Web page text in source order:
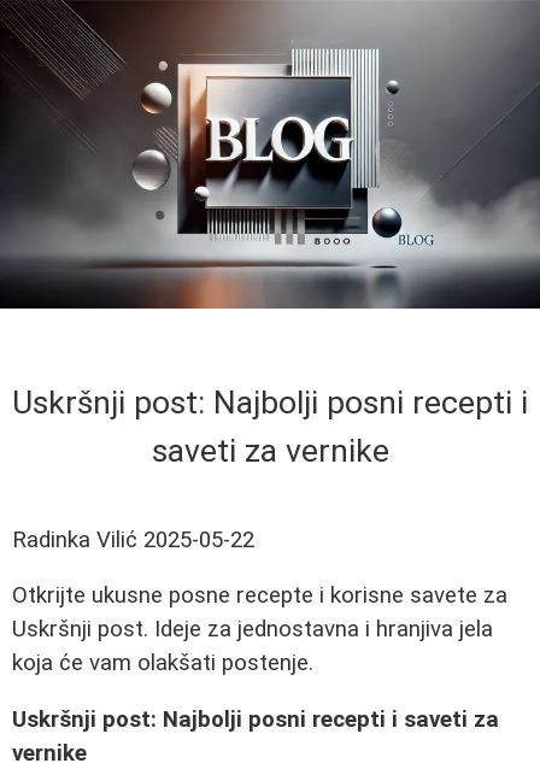
Uskršnji post: Najbolji posni recepti i
saveti za vernike
Radinka Vilić 2025-05-22
Otkrijte ukusne posne recepte i korisne savete za
Uskršnji post. Ideje za jednostavna i hranjiva jela
koja će vam olakšati postenje.
Uskršnji post: Najbolji posni recepti i saveti za
vernike